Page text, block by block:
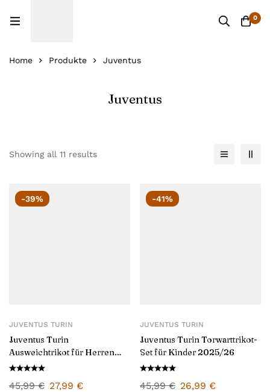
0
Home Produkte Juventus
Juventus
Showing all 11 results
-39%
JUVENTUS TURIN
Juventus Turin
Ausweichtrikot für Herren
2024/25
45,99€ 27,99 €
-41%
JUVENTUS TURIN
Juventus Turin Torwarttrikot-
Set für Kinder 2025/26
45,99€ 26,99 €